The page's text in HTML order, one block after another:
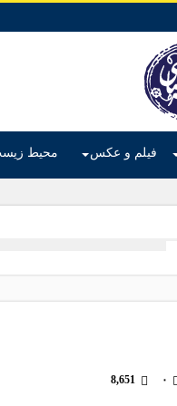
فیلم و عکس محیط
۰ 8,651